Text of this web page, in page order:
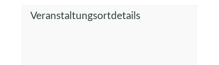
Veranstaltungsortdetails